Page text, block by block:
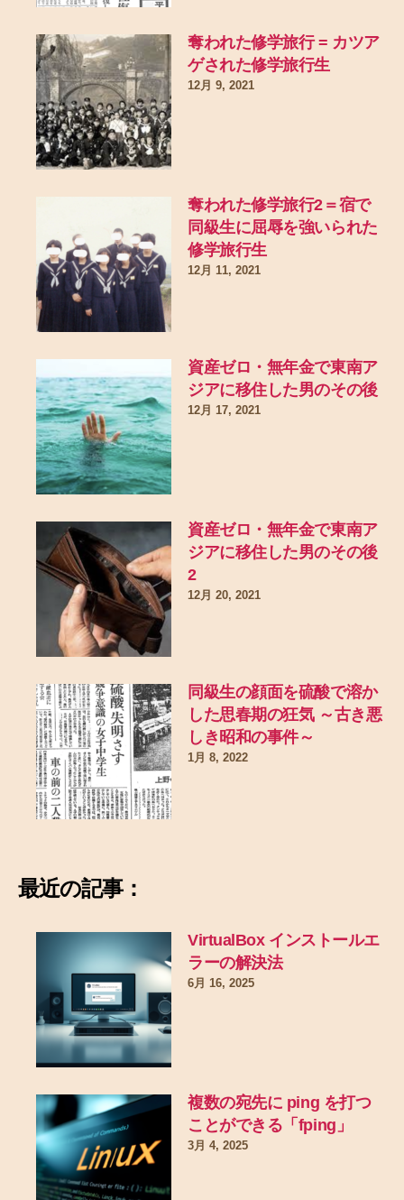
奪われた修学旅行 = カツア
ゲされた修学旅行生
12月 9, 2021
奪われた修学旅行2＝宿で
同級生に屈辱を強いられた
修学旅行生
12月 11, 2021
資産ゼロ・無年金で東南ア
ジアに移住した男のその後
12月 17, 2021
資産ゼロ・無年金で東南ア
ジアに移住した男のその後
2
12月 20, 2021
同級生の顔面を硫酸で溶か
した思春期の狂気 ～古き悪
しき昭和の事件～
1月 8, 2022
最近の記事：
VirtualBox インストールエ
ラーの解決法
6月 16, 2025
複数の宛先に ping を打つ
ことができる「fping」
3月 4, 2025